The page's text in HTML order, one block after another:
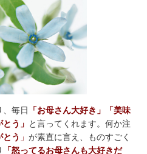
毎日
「お母さん大好き」「美味
う」 と言ってくれます。何か注
とう 」 が素直に言え、ものすごく
「怒ってるお母さんも大好きだ